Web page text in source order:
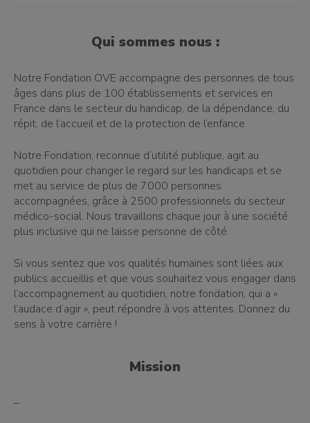
Qui sommes nous :
Notre Fondation OVE accompagne des personnes de tous
âges dans plus de 100 établissements et services en
France dans le secteur du handicap, de la dépendance, du
répit, de l’accueil et de la protection de l’enfance.
Notre Fondation, reconnue d’utilité publique, agit au
quotidien pour changer le regard sur les handicaps et se
met au service de plus de 7000 personnes
accompagnées, grâce à 2500 professionnels du secteur
médico-social. Nous travaillons chaque jour à une société
plus inclusive qui ne laisse personne de côté.
Si vous sentez que vos qualités humaines sont liées aux
publics accueillis et que vous souhaitez vous engager dans
l’accompagnement au quotidien, notre fondation, qui a «
l’audace d’agir », peut répondre à vos attentes. Donnez du
sens à votre carrière !
Mission
–